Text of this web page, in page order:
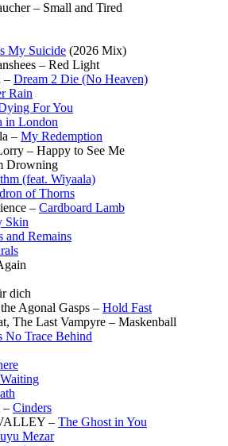
– Small and Tired
My Suicide (2026 Mix)
– Red Light
– Dream 2 Die (No Heaven)
Rain
For You
in London
– My Redemption
– Happy to See Me
Drowning
(feat. Wiyaala)
of Thorns
– Cardboard Lamb
Skin
and Remains
dich
Agonal Gasps – Hold Fast
The Last Vampyre – Maskenball
No Trace Behind
Waiting
– Cinders
– The Ghost in You
Mezar